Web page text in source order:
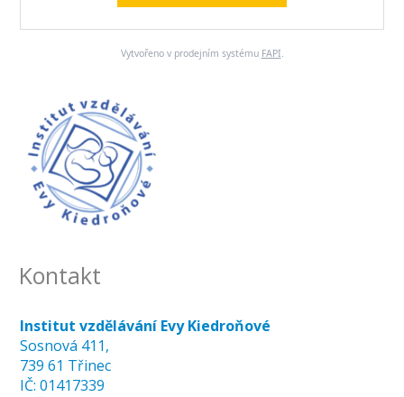
Vytvořeno v prodejním systému FAPI.
Kontakt
Institut vzdělávání Evy Kiedroňové
Sosnová 411,
739 61 Třinec
IČ: 01417339